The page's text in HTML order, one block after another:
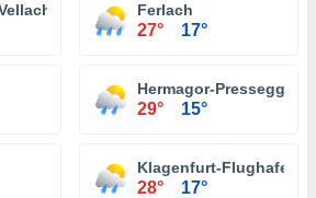
Ferlach
27° 17°
Hermagor-Pressegger
29° 15°
Klagenfurt-Flughafen
28° 17°